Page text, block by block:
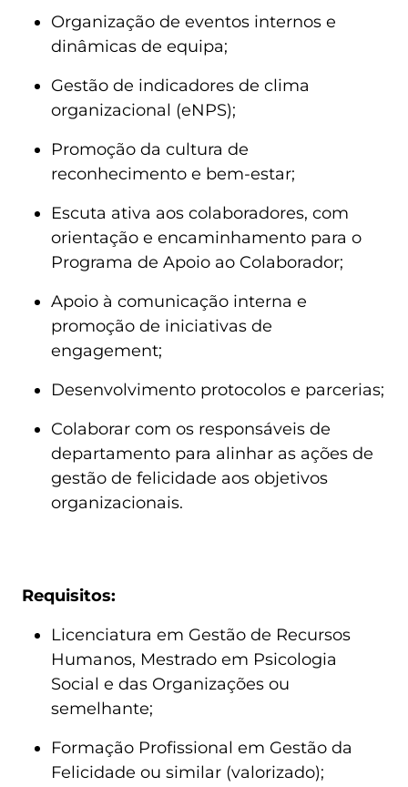
Organização de eventos internos e
dinâmicas de equipa;
Gestão de indicadores de clima
organizacional (eNPS);
Promoção da cultura de
reconhecimento e bem-estar;
Escuta ativa aos colaboradores, com
orientação e encaminhamento para o
Programa de Apoio ao Colaborador;
Apoio à comunicação interna e
promoção de iniciativas de
engagement;
Desenvolvimento protocolos e parcerias;
Colaborar com os responsáveis de
departamento para alinhar as ações de
gestão de felicidade aos objetivos
organizacionais.
Requisitos:
Licenciatura em Gestão de Recursos
Humanos, Mestrado em Psicologia
Social e das Organizações ou
semelhante;
Formação Profissional em Gestão da
Felicidade ou similar (valorizado);